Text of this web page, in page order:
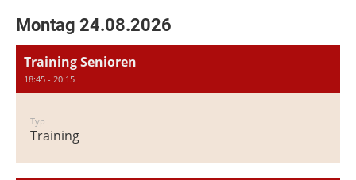
Montag 24.08.2026
Training Senioren
18:45 - 20:15
Typ
Training